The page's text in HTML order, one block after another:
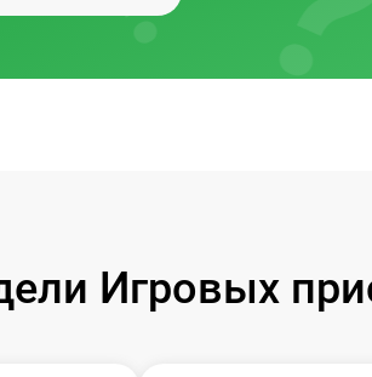
Игровых